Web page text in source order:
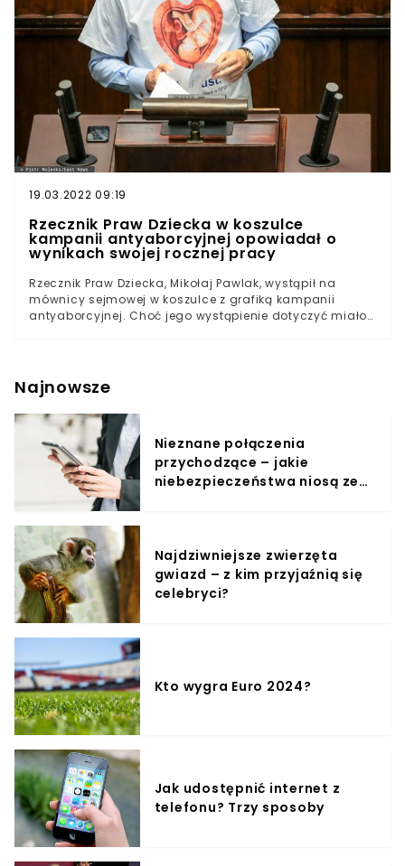
19.03.2022 09:19
Rzecznik Praw Dziecka w koszulce
kampanii antyaborcyjnej opowiadał o
wynikach swojej rocznej pracy
Rzecznik Praw Dziecka, Mikołaj Pawlak, wystąpił na
mównicy sejmowej w koszulce z grafiką kampanii
antyaborcyjnej. Choć jego wystąpienie dotyczyć miało
czy mu nie wstyd.
Najnowsze
Nieznane połączenia
przychodzące – jakie
niebezpieczeństwa niosą ze
Najdziwniejsze zwierzęta
gwiazd – z kim przyjaźnią się
celebryci?
Kto wygra Euro 2024?
Jak udostępnić internet z
telefonu? Trzy sposoby